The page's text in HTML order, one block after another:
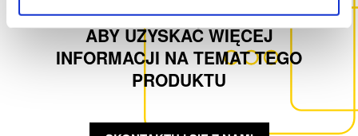
SKONTAKTUJ SIĘ Z NAMI,
ABY UZYSKAĆ WIĘCEJ
INFORMACJI NA TEMAT TEGO
PRODUKTU